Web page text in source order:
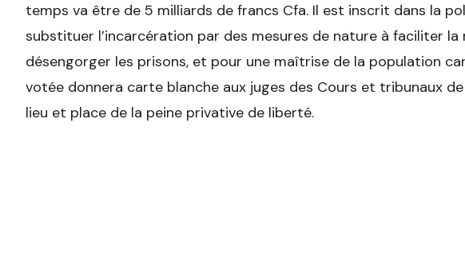
temps va être de 5 milliards de francs Cfa. Il est inscrit dans la
substituer l’incarcération par des mesures de nature à faciliter la
désengorger les prisons, et pour une maîtrise de la population
votée donnera carte blanche aux juges des Cours et tribunaux
lieu et place de la peine privative de liberté.